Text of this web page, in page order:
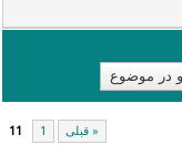
« قبلی 1
11